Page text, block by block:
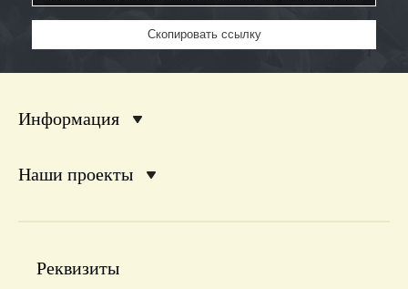
Скопировать ссылку
Информация
Наши проекты
Реквизиты